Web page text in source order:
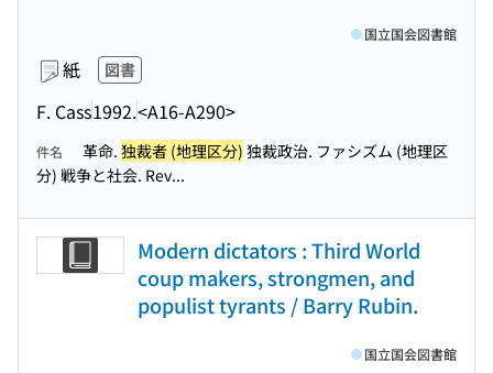
紙 図書
F. Cass1992.<A16-A290>
国立国会図書館
件名 革命. 独裁者 (地理区分) 独裁政治. ファシズム (地理区
分) 戦争と社会. Rev...
Modern dictators : Third World
coup makers, strongmen, and
populist tyrants / Barry Rubin.
国立国会図書館